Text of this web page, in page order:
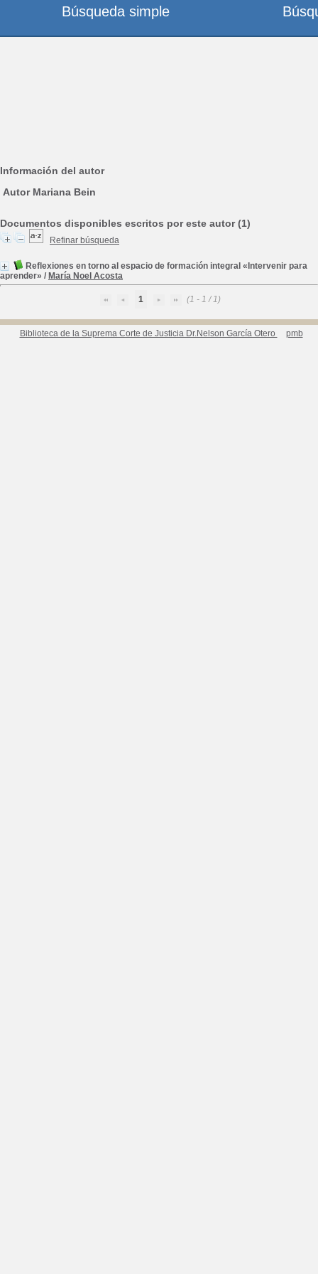
Información del autor
Autor Mariana Bein
Documentos disponibles escritos por este autor (1)
Refinar búsqueda
Reflexiones en torno al espacio de formación integral «Intervenir para
aprender» / María Noel Acosta
1 (1 - 1 / 1)
Biblioteca de la Suprema Corte de Justicia Dr.Nelson García Otero pmb
Búsqueda simple